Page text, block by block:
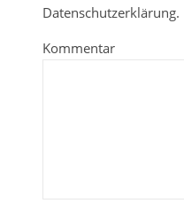
Datenschutzerklärung.
Kommentar